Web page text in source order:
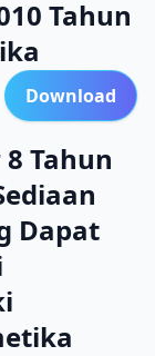
Tahun
Download
Tahun
Dapat